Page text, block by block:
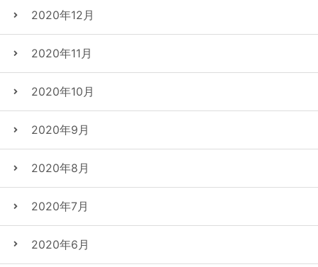
2020年12月
2020年11月
2020年10月
2020年9月
2020年8月
2020年7月
2020年6月